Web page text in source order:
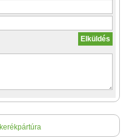
kerékpártúra